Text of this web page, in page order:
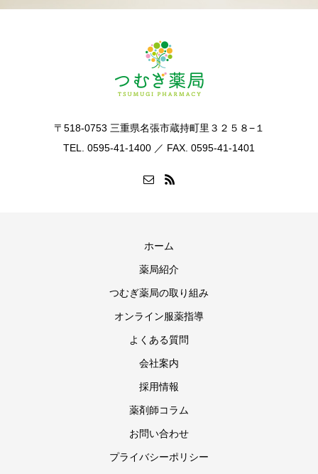
〒518-0753 三重県名張市蔵持町里３２５８−１
TEL. 0595-41-1400 ／ FAX. 0595-41-1401
ホーム
薬局紹介
つむぎ薬局の取り組み
オンライン服薬指導
よくある質問
会社案内
採用情報
薬剤師コラム
お問い合わせ
プライバシーポリシー